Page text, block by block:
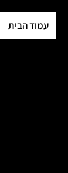
עמוד הבית